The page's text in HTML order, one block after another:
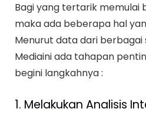
Bagi yang tertarik memulai
maka ada beberapa hal
Menurut data dari berbagai
Mediaini ada tahapan
begini langkahnya :
1. Melakukan Analisis